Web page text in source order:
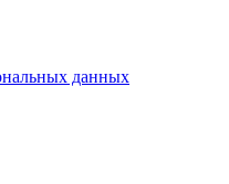
данных